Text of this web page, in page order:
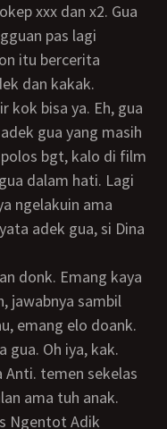
xxx dan x2. Gua
pas lagi
itu bercerita
dan kakak.
gua yang masih
bgt, kalo di film
dalam hati. Lagi
ngelakuin ama
adek gua, si Dina
jawabnya sambil
emang elo doank.
gua. Oh iya, kak.
Anti. temen sekelas
ama tuh anak.